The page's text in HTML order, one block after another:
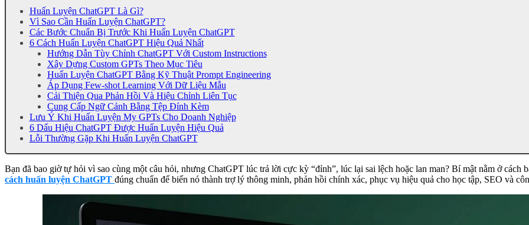
Huấn Luyện ChatGPT Là Gì?
Vì Sao Cần Huấn Luyện ChatGPT?
Các Bước Chuẩn Bị Trước Khi Huấn Luyện ChatGPT
6 Cách Huấn Luyện ChatGPT Hiệu Quả Nhất
Hướng Dẫn Tùy Chỉnh ChatGPT Với Custom Instructions
Xây Dựng Custom GPTs Theo Mục Tiêu
Huấn Luyện ChatGPT Bằng Kỹ Thuật Prompt Engineering
Áp Dụng Few-shot Learning Với Dữ Liệu Mẫu
Cải Thiện Qua Phản Hồi Và Hiệu Chỉnh Liên Tục
Cung Cấp Ngữ Cảnh Bằng Tệp Đính Kèm
Lưu Ý Khi Huấn Luyện My GPTs Cho Doanh Nghiệp
6 Dấu Hiệu ChatGPT Được Huấn Luyện Hiệu Quả
Lỗi Thường Gặp Khi Huấn Luyện ChatGPT
Bạn đã bao giờ tự hỏi vì sao cùng một câu hỏi, nhưng ChatGPT lúc trả lời cực kỳ “đỉnh”, lúc lại sai lệch hoặc lan man? Bí mật nằm ở cách
cách huấn luyện ChatGPT đúng chuẩn để biến nó thành trợ lý thông minh, phản hồi chính xác, phục vụ hiệu quả cho học tập, SEO và